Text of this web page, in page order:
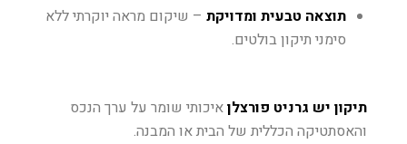
תוצאה טבעית ומדויקת– שיקום מראה יוקרתי ללא
סימני תיקון בולטים.
תיקון יש גרניט פורצלןאיכותי שומר על ערך הנכס
והאסתטיקה הכללית של הבית או המבנה.